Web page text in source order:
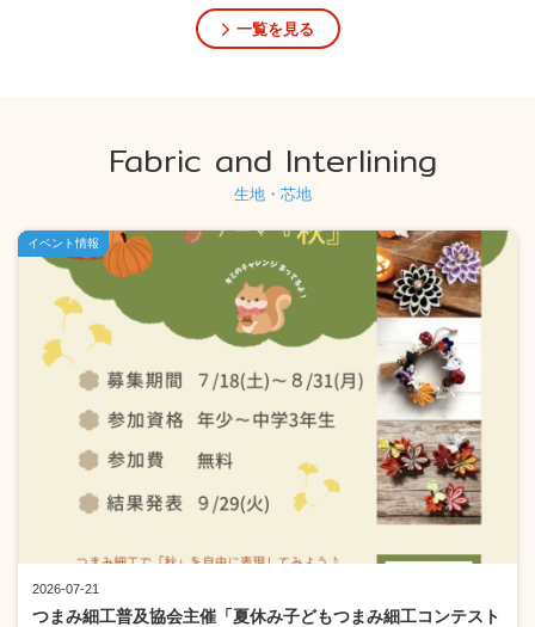
一覧を見る
Fabric and Interlining
生地・芯地
2026-07-21
つまみ細工普及協会主催「夏休み子どもつまみ細工コンテスト
イベント情報